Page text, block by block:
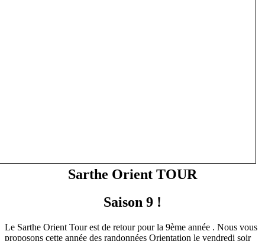
Sarthe Orient TOUR
Saison 9 !
Le Sarthe Orient Tour est de retour pour la 9ème année . Nous vous
proposons cette année des randonnées Orientation le vendredi soir